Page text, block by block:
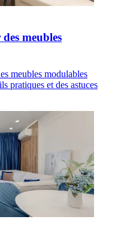
meubles
meubles modulables
pratiques et des astuces